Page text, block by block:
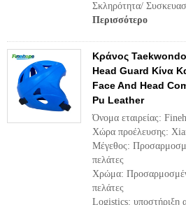
Σκληρότητα/
Περισσότερο
Κράνος
Head Guard Κίνα
Face And Head
Pu Leather
Όνομα εταιρείας:
Χώρα προέλευσης:
Μέγεθος:
πελάτες
Χρώμα:
πελάτες
Logistics: υποστήριξη